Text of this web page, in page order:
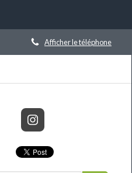
Afficher le téléphone